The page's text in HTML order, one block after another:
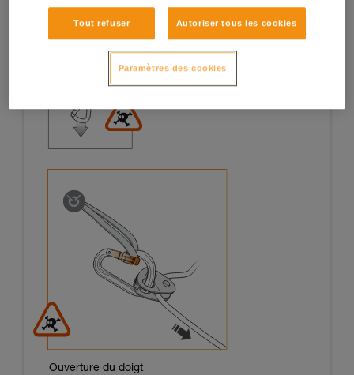
1. Ouverture du doigt, travail en doigt
Ouverture du doigt
Tout refuser Autoriser tous les cookies
Paramètres des cookies